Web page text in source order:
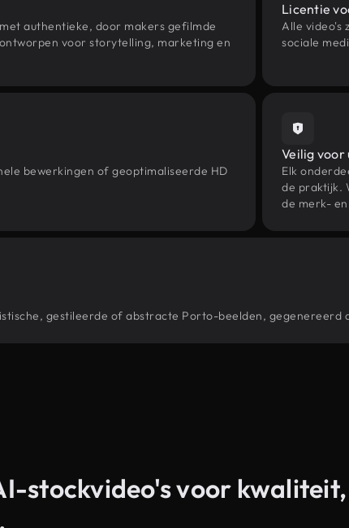
authentieke, door makers gefilmde
voor storytelling, marketing en
Licentie
Alle video's
sociale
bewerkingen of geoptimaliseerde HD
Veilig voor
Elk
de praktijk.
de merk-
gestileerde of abstracte Porto-beelden, gegenereerd
stockvideo's voor kwaliteit,